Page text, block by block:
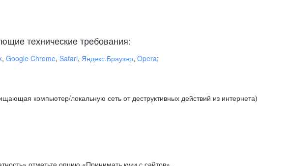
технические требования:
, Google Chrome, Safari, Яндекс.Браузер, Opera;
компьютер/локальную сеть от деструктивных действий из интернета)
отметьте опцию «Принимать куки с сайтов».